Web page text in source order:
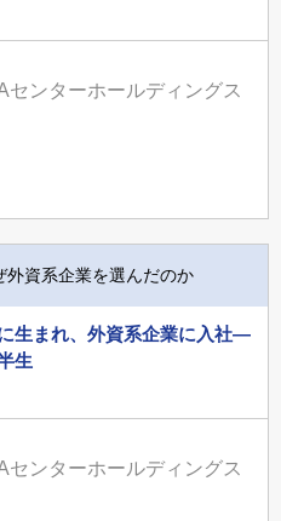
センターホールディングス
資系企業を選んだのか
生まれ、外資系企業に入社―
生
センターホールディングス